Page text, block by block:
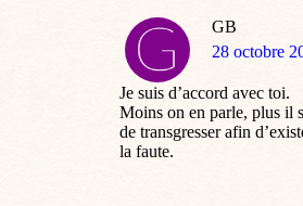
GB
dit
28 octobre
Je suis d’accord avec toi.
Moins on en parle, plus il
de transgresser afin
la faute.